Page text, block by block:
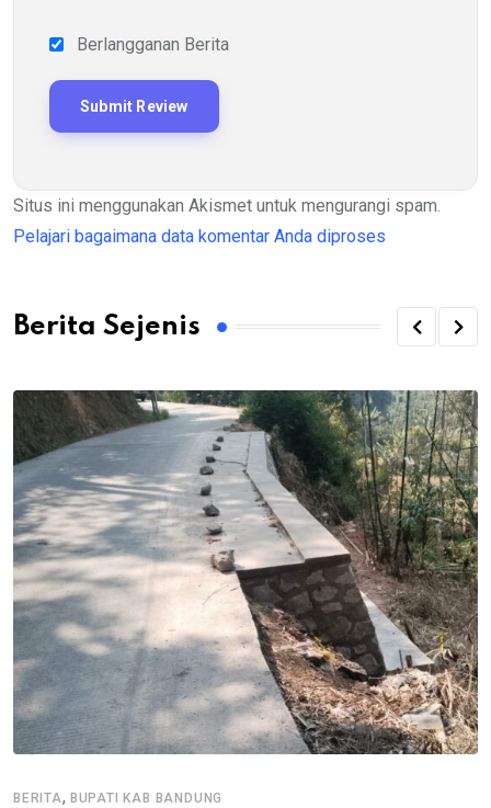
Berlangganan Berita
Situs ini menggunakan Akismet untuk mengurangi spam.
Pelajari bagaimana data komentar Anda diproses
Berita Sejenis
BERITA, BUPATI KAB BANDUNG